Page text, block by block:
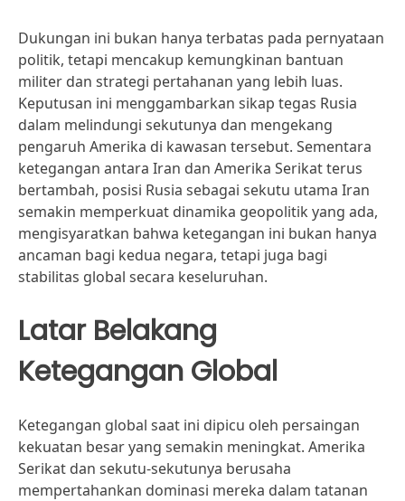
Dukungan ini bukan hanya terbatas pada pernyataan
politik, tetapi mencakup kemungkinan bantuan
militer dan strategi pertahanan yang lebih luas.
Keputusan ini menggambarkan sikap tegas Rusia
dalam melindungi sekutunya dan mengekang
pengaruh Amerika di kawasan tersebut. Sementara
ketegangan antara Iran dan Amerika Serikat terus
bertambah, posisi Rusia sebagai sekutu utama Iran
semakin memperkuat dinamika geopolitik yang ada,
mengisyaratkan bahwa ketegangan ini bukan hanya
ancaman bagi kedua negara, tetapi juga bagi
stabilitas global secara keseluruhan.
Latar Belakang
Ketegangan Global
Ketegangan global saat ini dipicu oleh persaingan
kekuatan besar yang semakin meningkat. Amerika
Serikat dan sekutu-sekutunya berusaha
mempertahankan dominasi mereka dalam tatanan